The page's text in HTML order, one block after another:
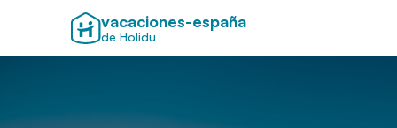
vacaciones-españa
de Holidu